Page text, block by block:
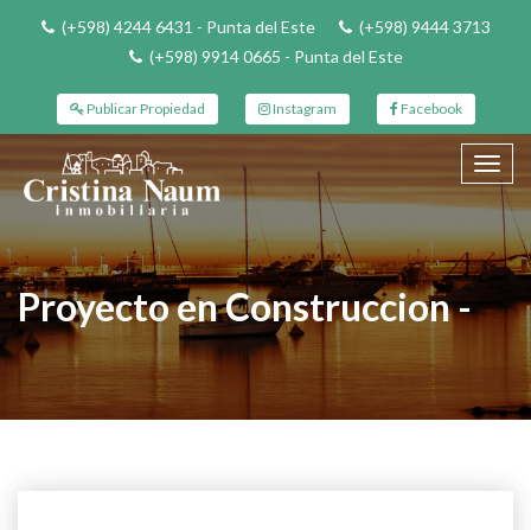
(+598) 4244 6431 - Punta del Este
(+598) 9444 3713
(+598) 9914 0665 - Punta del Este
Publicar Propiedad Instagram Facebook
Proyecto en Construccion -